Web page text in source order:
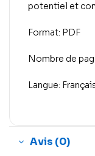
potentiel et
Format: PDF
Nombre de
Langue:
Avis (0)